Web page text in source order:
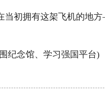
初拥有这架飞机的地方
念馆、学习强国平台)